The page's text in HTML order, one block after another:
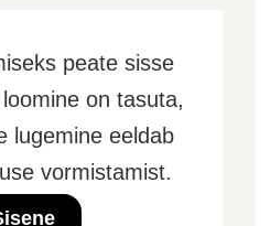
peate sisse
on tasuta,
lugemine eeldab
vormistamist.